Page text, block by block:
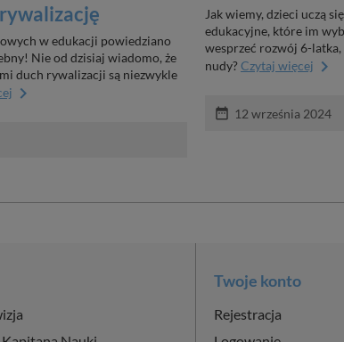
w edukacji powiedziano
Nie od dzisiaj wiadomo, że
duch rywalizacji są niezwykle
keyboard_arrow_right
Jak wiemy, dzieci uczą
edukacyjne, które im
wesprzeć rozwój 6-
nudy?Czytaj więcej keyboard_arrow_right
date_range 12 września 2024
Twoje konto
Rejestracja